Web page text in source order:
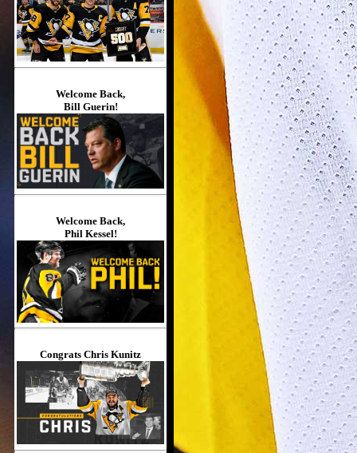
Welcome Back,
Bill Guerin!
Welcome Back,
Phil Kessel!
Congrats Chris Kunitz